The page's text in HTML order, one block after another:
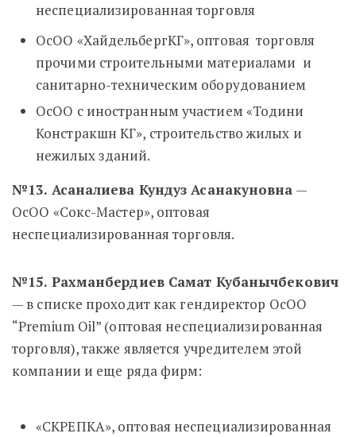
неспециализированная торговля
ОсОО «ХайдельбергКГ», оптовая торговля
прочими строительными материалами и
санитарно-техническим оборудованием
ОсОО с иностранным участием «Тодини
Констракшн КГ», строительство жилых и
нежилых зданий.
№13. Асаналиева Кундуз Асанакуновна —
ОсОО «Сокс-Мастер», оптовая
неспециализированная торговля.
№15. Рахманбердиев Самат Кубанычбекович
— в списке проходит как гендиректор ОсОО
“Premium Oil” (оптовая неспециализированная
торговля), также является учредителем этой
компании и еще ряда фирм:
«СКРЕПКА», оптовая неспециализированная